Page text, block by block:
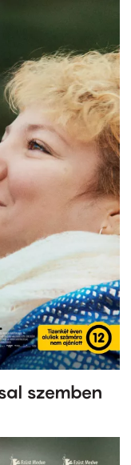
szemben